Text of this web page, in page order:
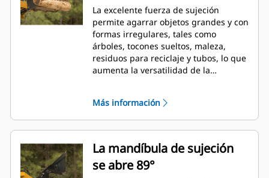
La excelente fuerza de sujeción
permite agarrar objetos grandes y con
formas irregulares, tales como
árboles, tocones sueltos, maleza,
residuos para reciclaje y tubos, lo que
aumenta la versatilidad de la
Más información
La mandíbula de sujeción
se abre 89°